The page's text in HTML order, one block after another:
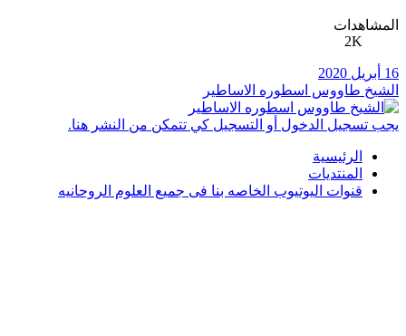
المشاهدات
2K
16 أبريل 2020
الشيخ طاووس اسطوره الاساطير
يجب تسجيل الدخول أو التسجيل كي تتمكن من النشر هنا.
الرئيسية
المنتديات
قنوات اليوتيوب الخاصه بنا فى جميع العلوم الروحانيه